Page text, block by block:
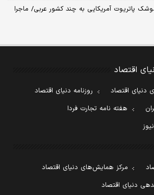
از 5 هزار موشک پاتریوت آمریکایی به چند کشور عربی/ ماجرا
اقتصاد
دنیای اقتصاد
روزنامه دنیای اقتصاد
هفته نامه تجارت فردا
مرکز همایش‌های دنیای اقتصاد
دنیای اقتصاد